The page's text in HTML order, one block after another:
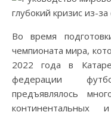
Во время
чемпионата мира,
2022 года в
федерации
предъявлялось
континентальных